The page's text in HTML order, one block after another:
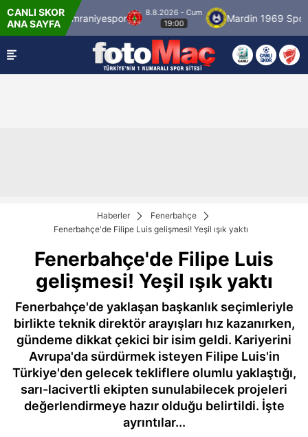
CANLI SKOR
ANA SAYFA
Ümraniyespor
8.8.2026 - Cum
19:00
Mardin 1969 Spor
Haberler
Fenerbahçe
Fenerbahçe'de Filipe Luis gelişmesi! Yeşil ışık yaktı
Fenerbahçe'de Filipe Luis
gelişmesi! Yeşil ışık yaktı
Fenerbahçe'de yaklaşan başkanlık seçimleriyle
birlikte teknik direktör arayışları hız kazanırken,
gündeme dikkat çekici bir isim geldi. Kariyerini
Avrupa'da sürdürmek isteyen Filipe Luis'in
Türkiye'den gelecek tekliflere olumlu yaklaştığı,
sarı-lacivertli ekipten sunulabilecek projeleri
değerlendirmeye hazır olduğu belirtildi. İşte
ayrıntılar...